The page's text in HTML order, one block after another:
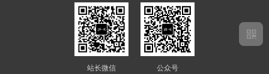
站长微信 公众号